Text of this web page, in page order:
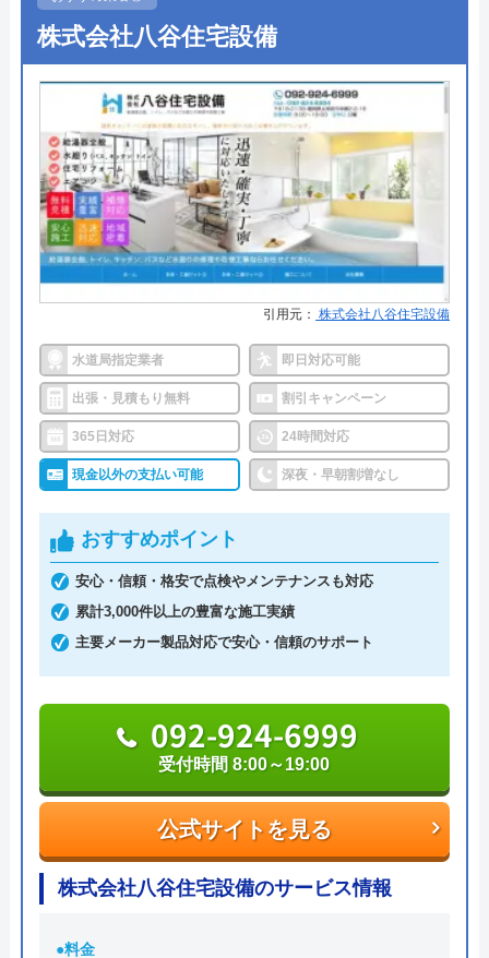
クラシアンの基本情報
運営会社 株式会社クラシアン
代表者 今田健治
創業・設立 1991年6月21日創業
所在地
〒222-0033
横浜市港北区新横浜3-1-9 アリーナタ
ワー13階
対応エリア
クラシアンのクチコミ on
3.9（ 件のクチコミ）
REO
2 か月前
方に来ていただきました。｢家中の配管の高
圧洗浄が必要｣と言われましたが、高額で出
せませんでした。仕方なく自分でスッポンを
使い、つまりを除去しました。高圧洗浄が本
当に必要だったのかは、よく分かりませんで
した。
詳細は公式HPでご確認ください
株式会社あんしーがおすすめの理由
株式会社あんしーは、水回りのトラブル修理やリフ
ォームサービスを提供している業者です。水道局指
定工事店に登録されている業者なので、技術力にも
信頼がおけます。本社は熊本県にありますが、多数
の支店もあるので西日本の12府県の依頼に対応可能
です。各府県内全域が対応エリアとしているので、
該当府県にお住いの方であればあんしーを利用する
ことができます。24時間年中無休で営業しているの
で、緊急のトラブルがあった際もお気軽にご連絡く
ださい。
公式サイトを見る
0120-49-8996
株式会社あんしーのクチコミ on
5（3件のクチコミ）
※クチコミの内容について
安永義一郎
2 年前
に頼みました。仕事の丁寧さは素晴らしかっ
株式会社八谷住宅設備
引用元： 株式会社八谷住宅設備
水道局指定業者 即日対応可能
出張・見積もり無料 割引キャンペーン
365日対応 24時間対応
現金以外の支払い可能 深夜・早朝割増なし
おすすめポイント
安心・信頼・格安で点検やメンテナンスも対応
累計3,000件以上の豊富な施工実績
主要メーカー製品対応で安心・信頼のサポート
公式サイトを見る
092-924-6999
受付時間 8:00～19:00
株式会社八谷住宅設備のサービス情報
●料金